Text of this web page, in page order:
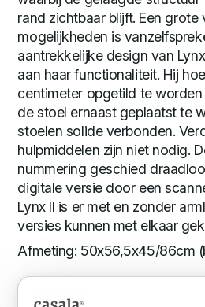
rand zichtbaar blijft. Een grote
mogelijkheden is
aantrekkelijke design van
aan haar functionaliteit. Hij
centimeter opgetild te
de stoel ernaast geplaatst te
stoelen solide verbonden.
hulpmiddelen zijn niet nodig.
nummering geschied
digitale versie door een
Lynx II is er met en zonder
versies kunnen met elkaar
Afmeting: 50x56,5x45/86cm